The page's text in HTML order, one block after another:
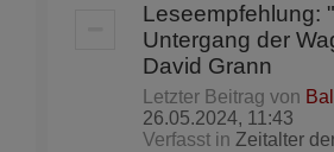
Leseempfehlung:
Untergang der
David Grann
Letzter Beitrag von
26.05.2024, 11:43
Verfasst in Zeitalter